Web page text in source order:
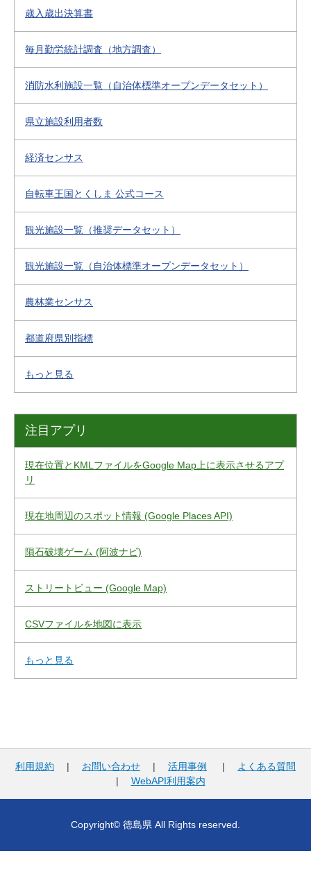
歳入歳出決算書
毎月勤労統計調査（地方調査）
消防水利施設一覧（自治体標準オープンデータセット）
県立施設利用者数
経済センサス
自転車王国とくしま 公式コース
観光施設一覧（推奨データセット）
観光施設一覧（自治体標準オープンデータセット）
農林業センサス
都道府県別指標
もっと見る
注目アプリ
現在位置とKMLファイルをGoogle Map上に表示させるアプ
リ
現在地周辺のスポット情報 (Google Places API)
隕石破壊ゲーム (阿波ナビ)
ストリートビュー (Google Map)
CSVファイルを地図に表示
もっと見る
利用規約 | お問い合わせ | 活用事例 |
よくある質問
| WebAPI利用案内
Copyright© 徳島県 All Rights reserved.